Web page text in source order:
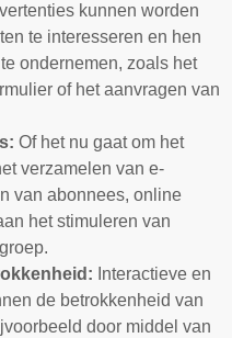
kunnen worden
te interesseren en hen
ondernemen, zoals het
of het aanvragen van
Of het nu gaat om het
verzamelen van e-
van abonnees, online
het stimuleren van
Interactieve en
de betrokkenheid van
door middel van